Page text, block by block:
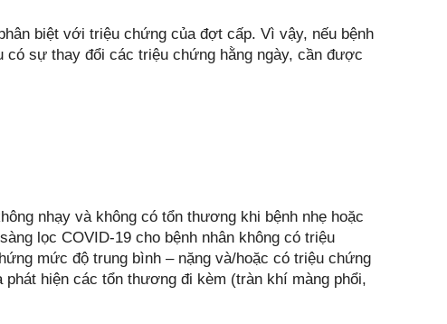
biệt với triệu chứng của đợt cấp. Vì vậy, nếu bệnh
sự thay đổi các triệu chứng hằng ngày, cần được
nhạy và không có tổn thương khi bệnh nhẹ hoặc
lọc COVID-19 cho bệnh nhân không có triệu
mức độ trung bình – nặng và/hoặc có triệu chứng
phát hiện các tổn thương đi kèm (tràn khí màng phổi,